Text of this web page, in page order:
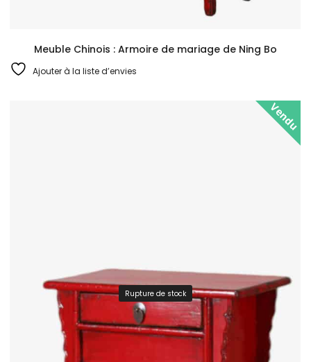
Meuble Chinois : Armoire de mariage de Ning Bo
Ajouter à la liste d’envies
Vendu
Rupture de stock